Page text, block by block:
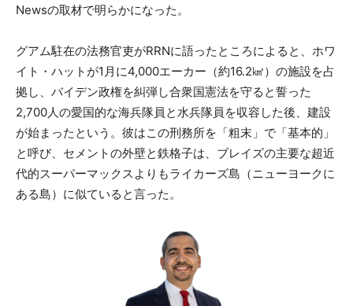
Newsの取材で明らかになった。
グアム駐在の法務官吏がRRNに語ったところによると、ホワ
イト・ハットが1月に4,000エーカー（約16.2㎢）の施設を占
拠し、バイデン政権を糾弾し合衆国憲法を守ると誓った
2,700人の愛国的な海兵隊員と水兵隊員を収容した後、建設
が始まったという。彼はこの刑務所を「粗末」で「基本的」
と呼び、セメントの外壁と鉄格子は、ブレイズの主要な超近
代的スーパーマックスよりもライカーズ島（ニューヨークに
ある島）に似ていると言った。